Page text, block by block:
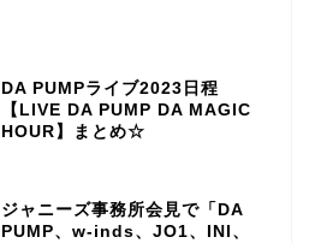
DA PUMPライブ2023日程
【LIVE DA PUMP DA MAGIC
HOUR】まとめ☆
ジャニーズ事務所会見で「DA
PUMP、w-inds、JO1、INI、